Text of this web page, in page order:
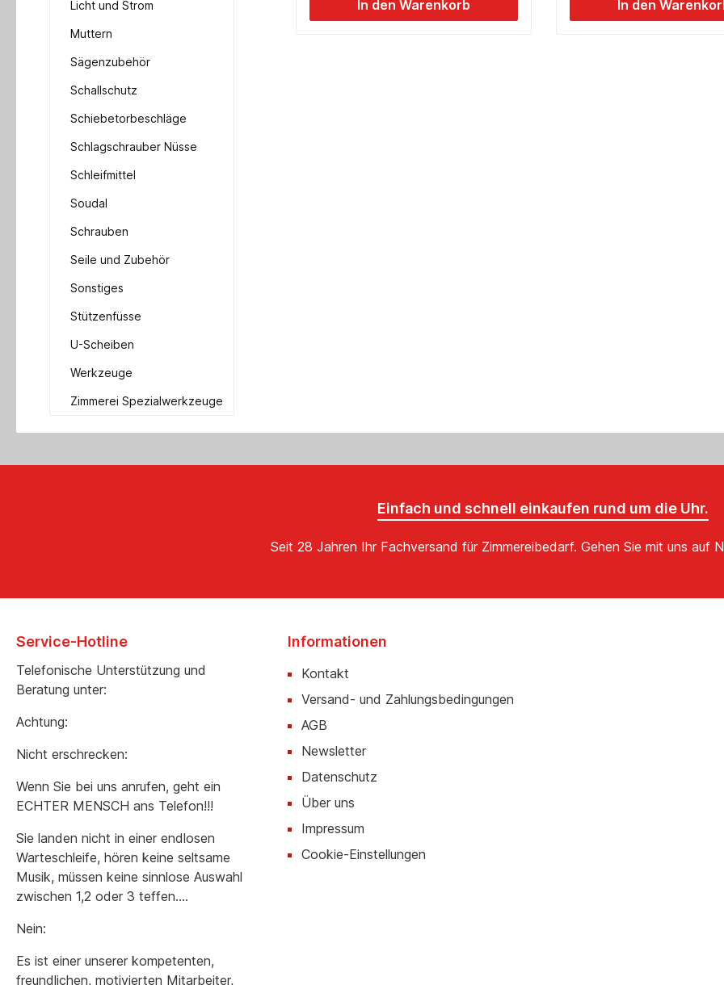
Licht und Strom
Muttern
Sägenzubehör
Schallschutz
Schiebetorbeschläge
Schlagschrauber Nüsse
Schleifmittel
Soudal
Schrauben
Seile und Zubehör
Sonstiges
Stützenfüsse
U-Scheiben
Werkzeuge
Zimmerei Spezialwerkzeuge
In den Warenkorb In den
Einfach und schnell einkaufen rund um die Uhr.
Seit 28 Jahren Ihr Fachversand für Zimmereibedarf. Gehen Sie mit uns auf
Service-Hotline
Telefonische Unterstützung und
Beratung unter:
Achtung:
Nicht erschrecken:
Wenn Sie bei uns anrufen, geht ein
ECHTER MENSCH ans Telefon!!!
Sie landen nicht in einer endlosen
Warteschleife, hören keine seltsame
Musik, müssen keine sinnlose Auswahl
zwischen 1,2 oder 3 teffen….
Nein:
Es ist einer unserer kompetenten,
freundlichen, motivierten Mitarbeiter,
Informationen
Kontakt
Versand- und Zahlungsbedingungen
AGB
Newsletter
Datenschutz
Über uns
Impressum
Cookie-Einstellungen